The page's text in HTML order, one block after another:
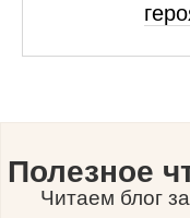
Полезное
Читаем блог